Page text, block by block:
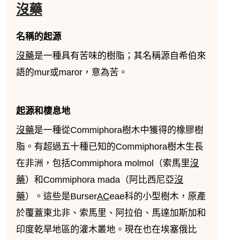
沒藥
名稱的起源
沒藥是一種具有苦味的樹脂；其名稱源自希伯來
語的mur或maror，意為苦。
起源和棲息地
沒藥是一種從Commiphora樹木中獲得的橡膠樹
脂。有超過五十種已知的Commiphora樹木生長
在非洲，包括Commiphora molmol（索馬里沒
藥）和Commiphora mada（阿比西尼亞沒
藥）。這些是BurserACeae科的小型樹木，原產
於覆蓋東北非、索馬里、阿拉伯、馬達加斯加和
印度乾旱地區的灌木叢地。現在也在埃塞俄比